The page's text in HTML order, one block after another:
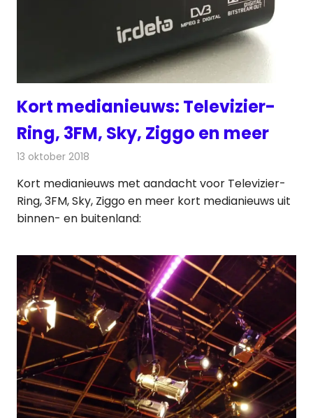
Kort medianieuws: Televizier-
Ring, 3FM, Sky, Ziggo en meer
13 oktober 2018
Kort medianieuws met aandacht voor Televizier-
Ring, 3FM, Sky, Ziggo en meer kort medianieuws uit
binnen- en buitenland: